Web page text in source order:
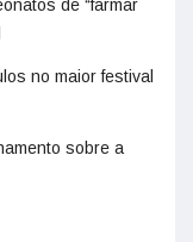
de “farmar
no maior festival
sobre a